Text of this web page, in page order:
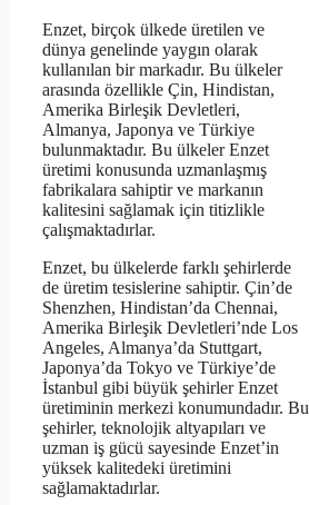
Enzet, birçok ülkede üretilen ve
dünya genelinde yaygın olarak
kullanılan bir markadır. Bu ülkeler
arasında özellikle Çin, Hindistan,
Amerika Birleşik Devletleri,
Almanya, Japonya ve Türkiye
bulunmaktadır. Bu ülkeler Enzet
üretimi konusunda uzmanlaşmış
fabrikalara sahiptir ve markanın
kalitesini sağlamak için titizlikle
çalışmaktadırlar.
Enzet, bu ülkelerde farklı şehirlerde
de üretim tesislerine sahiptir. Çin’de
Shenzhen, Hindistan’da Chennai,
Amerika Birleşik Devletleri’nde Los
Angeles, Almanya’da Stuttgart,
Japonya’da Tokyo ve Türkiye’de
İstanbul gibi büyük şehirler Enzet
üretiminin merkezi konumundadır. Bu
şehirler, teknolojik altyapıları ve
uzman iş gücü sayesinde Enzet’in
yüksek kalitedeki üretimini
sağlamaktadırlar.